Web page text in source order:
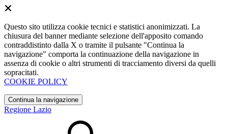
Questo sito utilizza cookie tecnici e statistici anonimizzati. La
chiusura del banner mediante selezione dell'apposito comando
contraddistinto dalla X o tramite il pulsante "Continua la
navigazione" comporta la continuazione della navigazione in
assenza di cookie o altri strumenti di tracciamento diversi da quelli
sopracitati.
COOKIE POLICY
Continua la navigazione
Regione Lazio